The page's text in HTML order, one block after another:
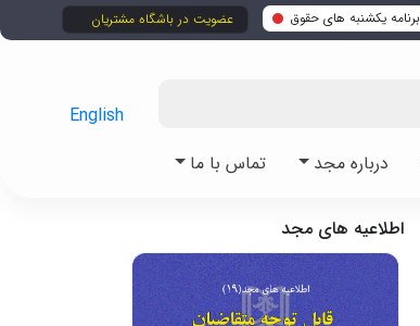
برنامه یکشنبه های حقوق عضویت در باشگاه مشتریان
درباره مجد تماس با ما
English
اطلاعیه های مجد